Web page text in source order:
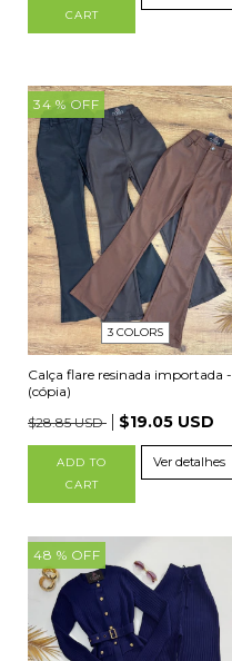
CART
34 % OFF
3 COLORS
Calça flare resinada importada -
(cópia)
$28.85 USD
$19.05 USD
ADD TO
CART
Ver detalhes
48 % OFF